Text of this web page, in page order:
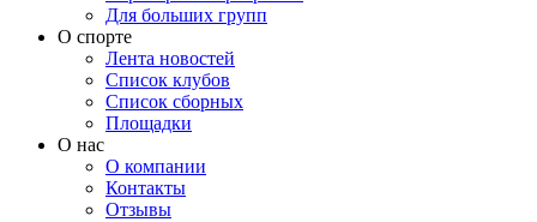
Для больших групп
О спорте
Лента новостей
Список клубов
Список сборных
Площадки
О нас
О компании
Контакты
Отзывы